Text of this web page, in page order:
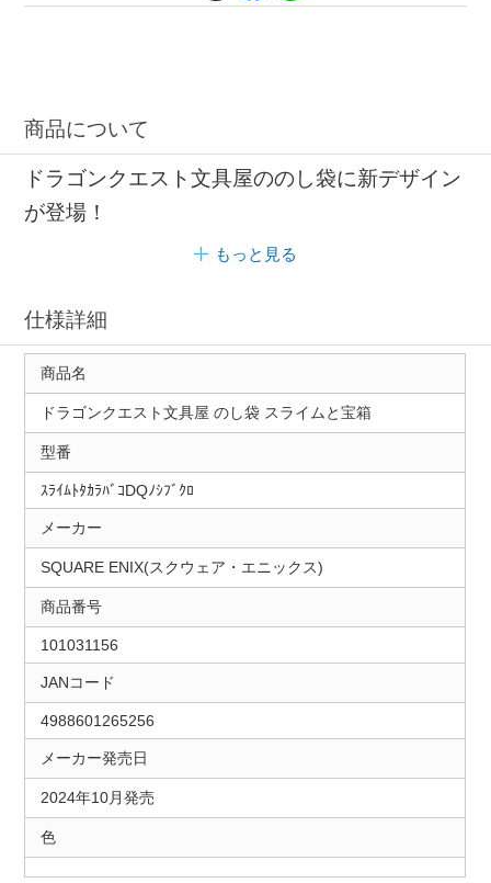
商品について
ドラゴンクエスト文具屋ののし袋に新デザイン
が登場！
もっと見る
仕様詳細
商品名
ドラゴンクエスト文具屋 のし袋 スライムと宝箱
型番
ｽﾗｲﾑﾄﾀｶﾗﾊﾞｺDQﾉｼﾌﾞｸﾛ
メーカー
SQUARE ENIX(スクウェア・エニックス)
商品番号
101031156
JANコード
4988601265256
メーカー発売日
2024年10月発売
色